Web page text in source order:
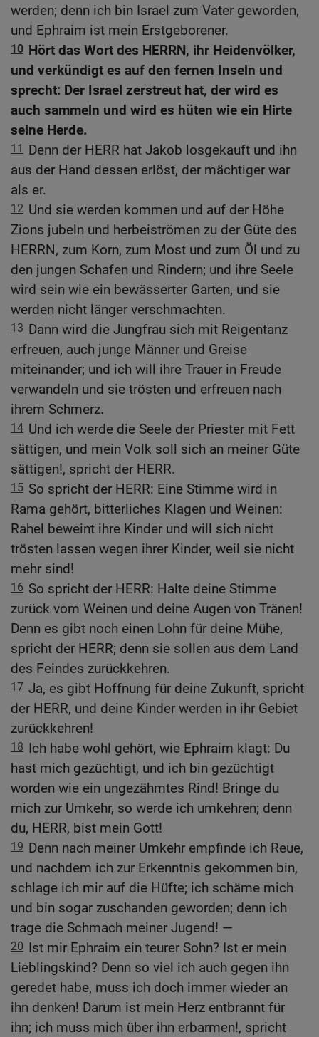
werden; denn ich bin Israel zum Vater geworden,
und Ephraim ist mein Erstgeborener.
10 Hört das Wort des HERRN, ihr Heidenvölker,
und verkündigt es auf den fernen Inseln und
sprecht: Der Israel zerstreut hat, der wird es
auch sammeln und wird es hüten wie ein Hirte
seine Herde.
11
Denn der HERR hat Jakob losgekauft und ihn
aus der Hand dessen erlöst, der mächtiger war
als er.
12 Und sie werden kommen und auf der Höhe
Zions jubeln und herbeiströmen zu der Güte des
HERRN, zum Korn, zum Most und zum Öl und zu
den jungen Schafen und Rindern; und ihre Seele
wird sein wie ein bewässerter Garten, und sie
werden nicht länger verschmachten.
13 Dann wird die Jungfrau sich mit Reigentanz
erfreuen, auch junge Männer und Greise
miteinander; und ich will ihre Trauer in Freude
verwandeln und sie trösten und erfreuen nach
ihrem Schmerz.
14 Und ich werde die Seele der Priester mit Fett
sättigen, und mein Volk soll sich an meiner Güte
sättigen!, spricht der HERR.
15 So spricht der HERR: Eine Stimme wird in
Rama gehört, bitterliches Klagen und Weinen:
Rahel beweint ihre Kinder und will sich nicht
trösten lassen wegen ihrer Kinder, weil sie nicht
mehr sind!
16 So spricht der HERR: Halte deine Stimme
zurück vom Weinen und deine Augen von Tränen!
Denn es gibt noch einen Lohn für deine Mühe,
spricht der HERR; denn sie sollen aus dem Land
des Feindes zurückkehren.
17 Ja, es gibt Hoffnung für deine Zukunft, spricht
der HERR, und deine Kinder werden in ihr Gebiet
zurückkehren!
18 Ich habe wohl gehört, wie Ephraim klagt: Du
hast mich gezüchtigt, und ich bin gezüchtigt
worden wie ein ungezähmtes Rind! Bringe du
mich zur Umkehr, so werde ich umkehren; denn
du, HERR, bist mein Gott!
19 Denn nach meiner Umkehr empfinde ich Reue,
und nachdem ich zur Erkenntnis gekommen bin,
schlage ich mir auf die Hüfte; ich schäme mich
und bin sogar zuschanden geworden; denn ich
trage die Schmach meiner Jugend! —
20 Ist mir Ephraim ein teurer Sohn? Ist er mein
Lieblingskind? Denn so viel ich auch gegen ihn
geredet habe, muss ich doch immer wieder an
ihn denken! Darum ist mein Herz entbrannt für
ihn; ich muss mich über ihn erbarmen!, spricht